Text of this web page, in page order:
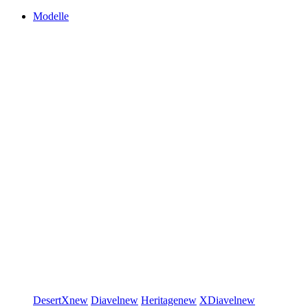
Modelle
DesertXnew Diavelnew Heritagenew XDiavelnew